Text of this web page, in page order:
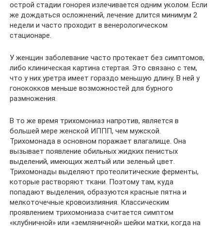
острой стадии гонорея излечивается одним уколом. Если
же дождаться осложнений, лечение длится минимум 2
недели и часто проходит в венерологическом
стационаре.
У женщин заболевание часто протекает без симптомов,
либо клиническая картина стертая. Это связано с тем,
что у них уретра имеет гораздо меньшую длину. В ней у
гонококков меньше возможностей для бурного
размножения.
В то же время трихомониаз напротив, является в
большей мере женской ИППП, чем мужской.
Трихомонада в основном поражает влагалище. Она
вызывает появление обильных жидких пенистых
выделений, имеющих желтый или зеленый цвет.
Трихомонады выделяют протеолитические ферменты,
которые растворяют ткани. Поэтому там, куда
попадают выделения, образуются красные пятна и
мелкоточечные кровоизлияния. Классическим
проявлением трихомониаза считается симптом
«клубничной» или «земляничной» шейки матки, когда на